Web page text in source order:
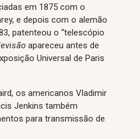
em 1875 com o
e depois com o alemão
patenteou o “telescópio
apareceu antes de
Universal de Paris
os americanos Vladimir
Jenkins também
para transmissão de